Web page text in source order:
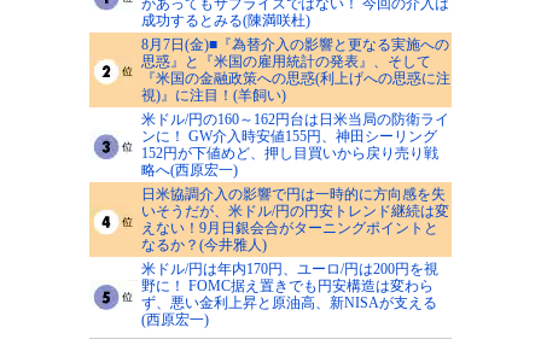
があってもサプライズではない！ 今回の介入は
成功するとみる(陳満咲杜)
8月7日(金)■『為替介入の影響と更なる実施への
思惑』と『米国の雇用統計の発表』、そして
『米国の金融政策への思惑(利上げへの思惑に注
視)』に注目！(羊飼い)
米ドル/円の160～162円台は日米当局の防衛ライ
ンに！ GW介入時安値155円、神田シーリング
152円が下値めど、押し目買いから戻り売り戦
略へ(西原宏一)
日米協調介入の影響で円は一時的に方向感を失
いそうだが、米ドル/円の円安トレンド継続は変
えない！9月日銀会合がターニングポイントと
なるか？(今井雅人)
米ドル/円は年内170円、ユーロ/円は200円を視
野に！ FOMC据え置きでも円安構造は変わら
ず、悪い金利上昇と原油高、新NISAが支える
(西原宏一)